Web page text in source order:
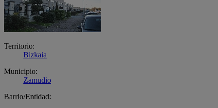
Territorio:
Bizkaia
Municipio:
Zamudio
Barrio/Entidad: